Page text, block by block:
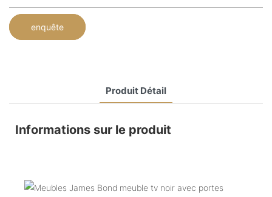
enquête
Produit Détail
Informations sur le produit